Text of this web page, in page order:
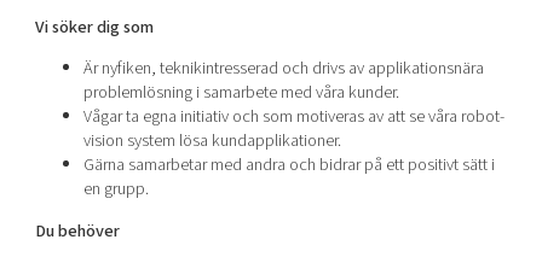
Vi söker dig som
Är nyfiken, teknikintresserad och drivs av applikationsnära
problemlösning i samarbete med våra kunder.
Vågar ta egna initiativ och som motiveras av att se våra robot-
vision system lösa kundapplikationer.
Gärna samarbetar med andra och bidrar på ett positivt sätt i
en grupp.
Du behöver